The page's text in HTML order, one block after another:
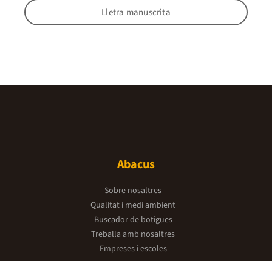
Lletra manuscrita
Abacus
Sobre nosaltres
Qualitat i medi ambient
Buscador de botigues
Treballa amb nosaltres
Empreses i escoles